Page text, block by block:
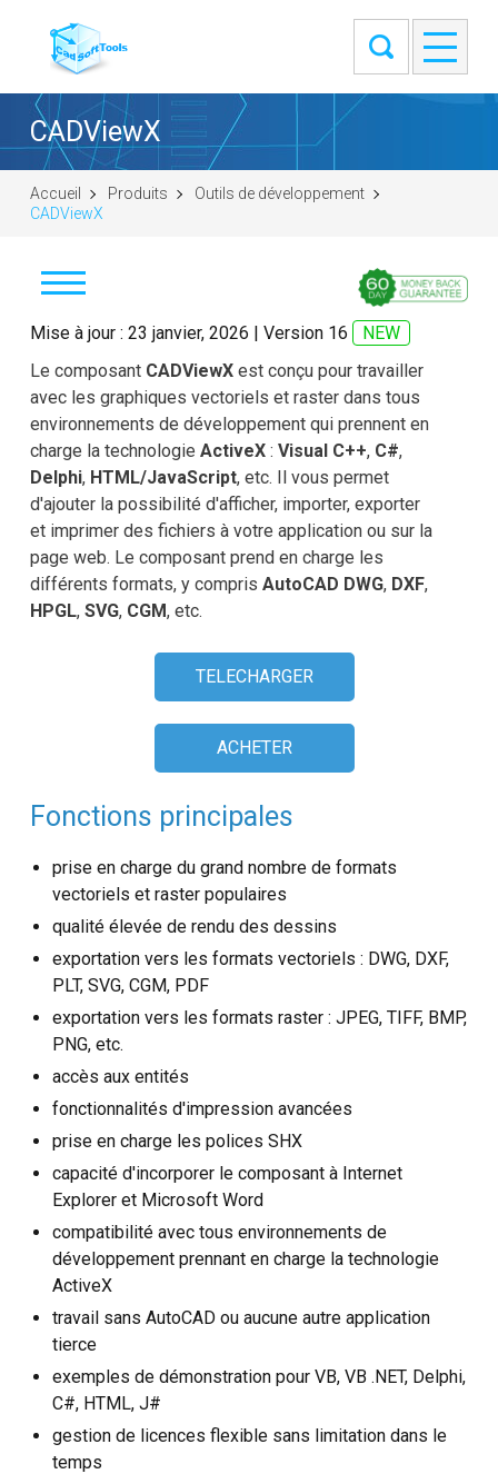
CADViewX
Accueil Produits
Outils de développement
CADViewX
Télécharger
Acheter
Poser une question
Témoignages clients
Choix de SDK
EULA
Mise à jour : 23 janvier, 2026 | Version 16
NEW
Le composant CADViewX est conçu pour travailler
avec les graphiques vectoriels et raster dans tous
environnements de développement qui prennent en
charge la technologieActiveX :Visual C++, C#,
Delphi, HTML/JavaScript, etc. Il vous permet
d'ajouter la possibilité d'afficher, importer, exporter
et imprimer des fichiers à votre application ou sur la
page web. Le composant prend en charge les
différents formats, y comprisAutoCAD DWG, DXF,
HPGL,SVG, CGM, etc.
TELECHARGER
ACHETER
Fonctions principales
prise en charge du grand nombre de formats
vectoriels et raster populaires
qualité élevée de rendu des dessins
exportation vers les formats vectoriels : DWG, DXF,
PLT, SVG, CGM, PDF
exportation vers les formats raster : JPEG, TIFF, BMP,
PNG, etc.
accès aux entités
fonctionnalités d'impression avancées
prise en charge les polices SHX
capacité d'incorporer le composant à Internet
Explorer et Microsoft Word
compatibilité avec tous environnements de
développement prennant en charge la technologie
ActiveX
travail sans AutoCAD ou aucune autre application
tierce
exemples de démonstration pour VB, VB .NET, Delphi,
C#, HTML, J#
gestion de licences flexible sans limitation dans le
temps